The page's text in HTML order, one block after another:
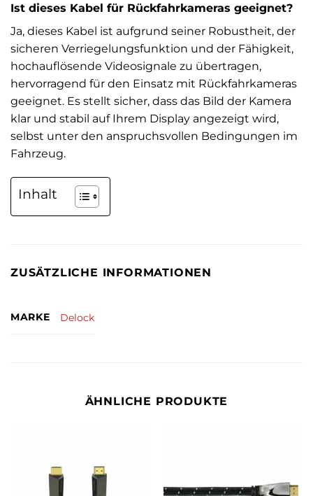
Ist dieses Kabel für Rückfahrkameras geeignet?
Ja, dieses Kabel ist aufgrund seiner Robustheit, der
sicheren Verriegelungsfunktion und der Fähigkeit,
hochauflösende Videosignale zu übertragen,
hervorragend für den Einsatz mit Rückfahrkameras
geeignet. Es stellt sicher, dass das Bild der Kamera
klar und stabil auf Ihrem Display angezeigt wird,
selbst unter den anspruchsvollen Bedingungen im
Fahrzeug.
Inhalt
ZUSÄTZLICHE INFORMATIONEN
MARKE Delock
ÄHNLICHE PRODUKTE